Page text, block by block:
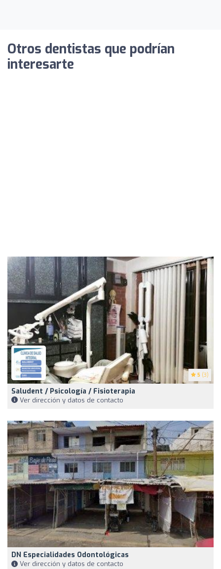
Otros dentistas que podrían
interesarte
5 (3)
Saludent / Psicología / Fisioterapia
Ver dirección y datos de contacto
DN Especialidades Odontológicas
Ver dirección y datos de contacto